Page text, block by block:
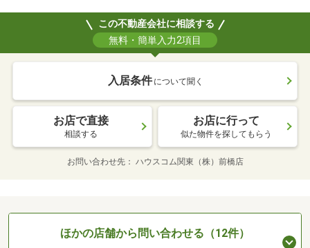
この不動産会社に相談する
無料・簡単入力2項目
入居条件 について聞く
お店で直接
相談する
お店に行って
似た物件を探してもらう
お問い合わせ先 ハウスコム関東（株）前橋店
ほかの店舗から問い合わせる（12件）